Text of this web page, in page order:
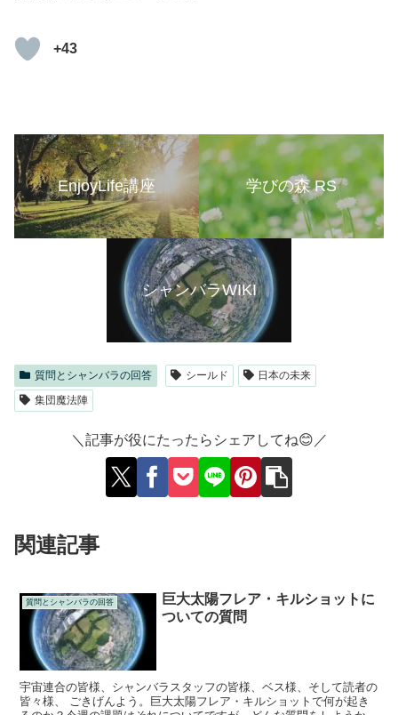
+43
EnjoyLife講座 学びの森 RS
シャンバラWIKI
質問とシャンバラの回答 シールド
日本の未来
集団魔法陣
＼記事が役にたったらシェアしてね😊／
関連記事
質問とシャンバラの回答
巨大太陽フレア・キルショットに
ついての質問
宇宙連合の皆様、シャンバラスタッフの皆様、ベス様、そして読者の
皆々様、 ごきげんよう。巨大太陽フレア・キルショットで何が起き